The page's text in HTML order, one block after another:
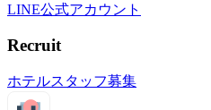
LINE公式アカウント
Recruit
ホテルスタッフ募集